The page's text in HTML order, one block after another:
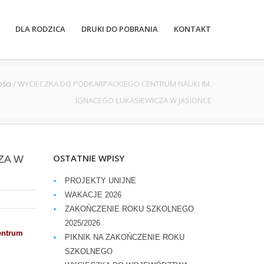
DLA RODZICA DRUKI DO POBRANIA KONTAKT
/ WYCIECZKA DO PODKARPACKIEGO CENTRUM NAUKI IM.
IGNACEGO ŁUKASIEWICZA W JASIONCE
W OSTATNIE WPISY
PROJEKTY UNIJNE
WAKACJE 2026
ZAKOŃCZENIE ROKU SZKOLNEGO
2025/2026
PIKNIK NA ZAKOŃCZENIE ROKU
SZKOLNEGO